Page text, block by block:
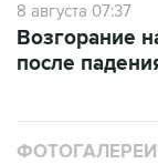
8 августа 07:37
Возгорание
после
ФОТОГАЛЕРЕИ